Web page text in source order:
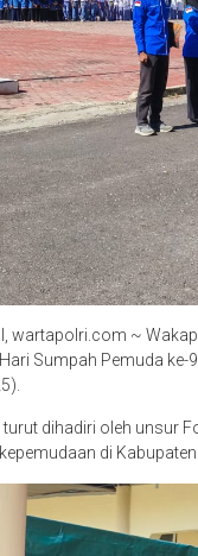
wartapolri.com ~
Sumpah Pemuda
turut dihadiri oleh unsur
di Kabupaten